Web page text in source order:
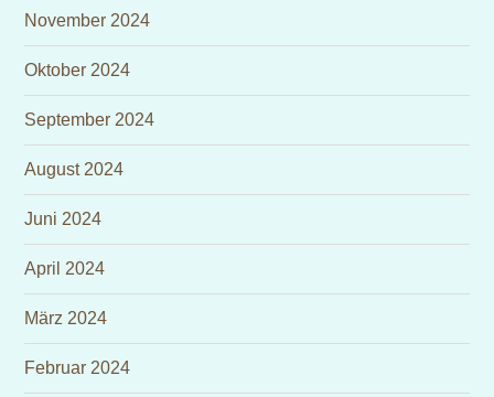
November 2024
Oktober 2024
September 2024
August 2024
Juni 2024
April 2024
März 2024
Februar 2024